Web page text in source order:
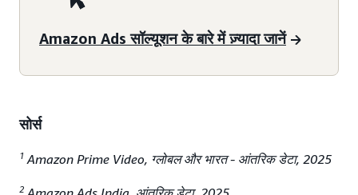
Amazon Ads सॉल्यूशन के बारे में ज़्यादा जानें
सोर्स
1 Amazon Prime Video, ग्लोबल और भारत - आंतरिक डेटा, 2025
2